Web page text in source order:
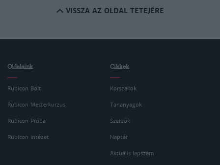
VISSZA AZ OLDAL TETEJÉRE
Oldalaink
Rubicon Bolt
Rubicon Mesterkurzus
Rubicon Próba
Rubicon Intézet
Cikkek
Korszakok
Tananyagok
Szerzők
Naptár
Aktuális lapszám